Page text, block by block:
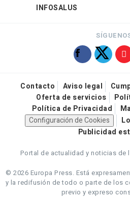
INFOSALUS
Contacto Aviso legal
Oferta de servicios
Política de Privacidad
Configuración de Cookies
Publicidad
Portal de actualidad y noticias de
© 2026 Europa Press. Está
y la redifusión de todo o parte de los
previo y expreso